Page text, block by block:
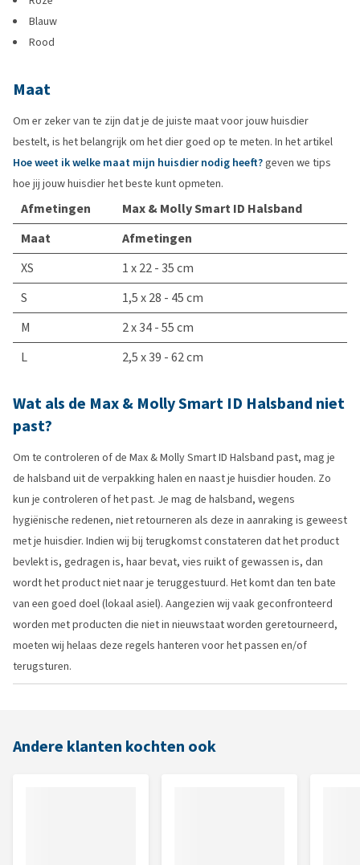
Blauw
Rood
Maat
Om er zeker van te zijn dat je de juiste maat voor jouw huisdier
bestelt, is het belangrijk om het dier goed op te meten. In het artikel
Hoe weet ik welke maat mijn huisdier nodig heeft?geven we tips
hoe jij jouw huisdier het beste kunt opmeten.
Afmetingen
Max & Molly Smart ID Halsband
Maat
Afmetingen
XS
1 x 22 - 35 cm
S
1,5 x 28 - 45 cm
M
2 x 34 - 55 cm
L
2,5 x 39 - 62 cm
Wat als de Max & Molly Smart ID Halsband niet
past?
Om te controleren of de Max & Molly Smart ID Halsband past, mag je
de halsband uit de verpakking halen en naast je huisdier houden. Zo
kun je controleren of het past. Je mag de halsband, wegens
hygiënische redenen, niet retourneren als deze in aanraking is geweest
met je huisdier. Indien wij bij terugkomst constateren dat het product
bevlekt is, gedragen is, haar bevat, vies ruikt of gewassen is, dan
wordt het product niet naar je teruggestuurd. Het komt dan ten bate
van een goed doel (lokaal asiel). Aangezien wij vaak geconfronteerd
worden met producten die niet in nieuwstaat worden geretourneerd,
moeten wij helaas deze regels hanteren voor het passen en/of
terugsturen.
Andere klanten kochten ook